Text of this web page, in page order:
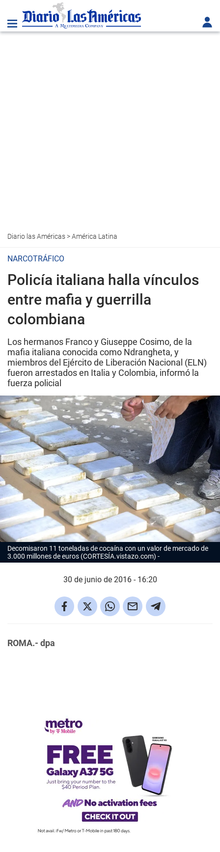
Diario las Américas>América Latina
NARCOTRÁFICO
Policía italiana halla vínculos
entre mafia y guerrilla
colombiana
Los hermanos Franco y Giuseppe Cosimo, de la
mafia italiana conocida como Ndrangheta, y
miembros del Ejército de Liberación Nacional (ELN)
fueron arrestados en Italia y Colombia, informó la
fuerza policial
Decomisaron 11 toneladas de cocaína con un valor de mercado de
3.000 millones de euros (CORTESÍA.vistazo.com)
30 de junio de 2016 - 16:20
ROMA.- dpa